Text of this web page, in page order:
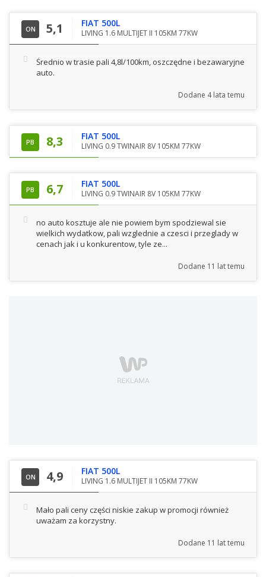
ON 5,1 FIAT 500L
LIVING 1.6 MULTIJET II 105KM 77KW
Średnio w trasie pali 4,8l/100km, oszczędne i bezawaryjne
auto.
Dodane 4 lata temu
PB 8,3 FIAT 500L
LIVING 0.9 TWINAIR 8V 105KM 77KW
PB 6,7 FIAT 500L
LIVING 0.9 TWINAIR 8V 105KM 77KW
no auto kosztuje ale nie powiem bym spodziewal sie
wielkich wydatkow, pali wzglednie a czesci i przeglady w
cenach jak i u konkurentow, tyle ze...
Dodane 11 lat temu
ON 4,9 FIAT 500L
LIVING 1.6 MULTIJET II 105KM 77KW
Mało pali ceny części niskie zakup w promocji również
uważam za korzystny.
Dodane 11 lat temu